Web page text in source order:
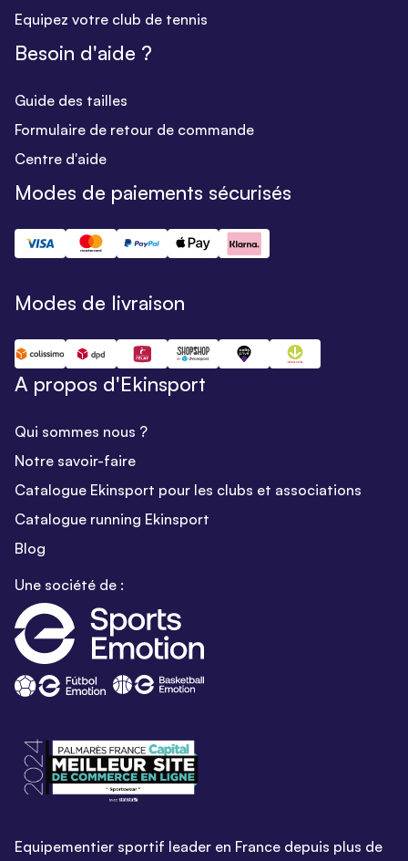
Equipez votre club de tennis
Besoin d'aide ?
Guide des tailles
Formulaire de retour de commande
Centre d'aide
Modes de paiements sécurisés
Modes de livraison
A propos d'Ekinsport
Qui sommes nous ?
Notre savoir-faire
Catalogue Ekinsport pour les clubs et associations
Catalogue running Ekinsport
Blog
Une société de :
Equipementier sportif leader en France depuis plus de